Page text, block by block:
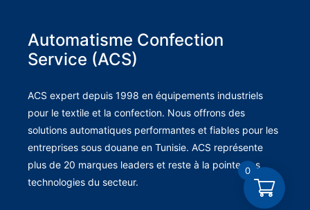
Automatisme Confection
Service (ACS)
ACS expert depuis 1998 en équipements industriels
pour le textile et la confection. Nous offrons des
solutions automatiques performantes et fiables pour les
entreprises sous douane en Tunisie. ACS représente
plus de 20 marques leaders et reste à la pointe des
technologies du secteur.
0